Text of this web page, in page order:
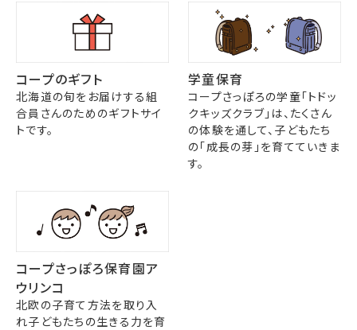
コープのギフト
北海道の旬をお届けする組
合員さんのためのギフトサイ
トです。
学童保育
コープさっぽろの学童「トドッ
クキッズクラブ」は、たくさん
の体験を通して、子どもたち
の「成長の芽」を育てていきま
す。
コープさっぽろ保育園ア
ウリンコ
北欧の子育て方法を取り入
れ子どもたちの生きる力を育